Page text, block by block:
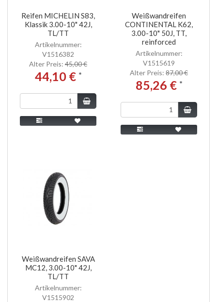
Reifen MICHELIN S83,
Klassik 3.00-10" 42J,
TL/TT
Artikelnummer:
V1516382
Alter Preis: 45,00 €
44,10 € *
Weißwandreifen
CONTINENTAL K62,
3.00-10" 50J, TT,
reinforced
Artikelnummer:
V1515619
Alter Preis: 87,00 €
85,26 € *
Weißwandreifen SAVA
MC12, 3.00-10" 42J,
TL/TT
Artikelnummer:
V1515902